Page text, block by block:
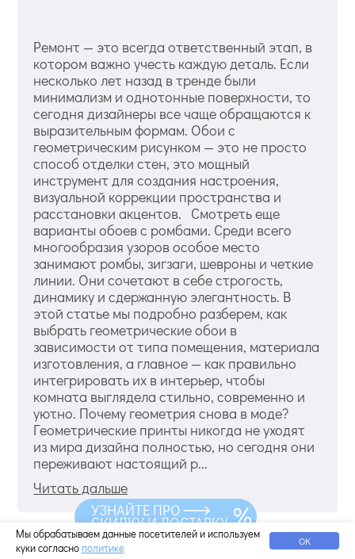
Ремонт — это всегда ответственный этап, в
котором важно учесть каждую деталь. Если
несколько лет назад в тренде были
минимализм и однотонные поверхности, то
сегодня дизайнеры все чаще обращаются к
выразительным формам. Обои с
геометрическим рисунком — это не просто
способ отделки стен, это мощный
инструмент для создания настроения,
визуальной коррекции пространства и
расстановки акцентов. Смотреть еще
варианты обоев с ромбами. Среди всего
многообразия узоров особое место
занимают ромбы, зигзаги, шевроны и четкие
линии. Они сочетают в себе строгость,
динамику и сдержанную элегантность. В
этой статье мы подробно разберем, как
выбрать геометрические обои в
зависимости от типа помещения, материала
изготовления, а главное — как правильно
интегрировать их в интерьер, чтобы
комната выглядела стильно, современно и
уютно. Почему геометрия снова в моде?
Геометрические принты никогда не уходят
из мира дизайна полностью, но сегодня они
переживают настоящий р...
Читать дальше
Мы обрабатываем данные посетителей и используем
куки согласно политике ОК
УЗНАЙТЕ ПРО
СКИДКУ И ДОСТАВКУ